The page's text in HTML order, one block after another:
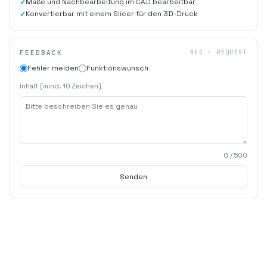
Konvertierbar mit einem Slicer für den 3D-Druck
FEEDBACK BUG · REQUEST
Fehler melden Funktionswunsch
Inhalt (mind. 10 Zeichen)
0 / 500
Senden